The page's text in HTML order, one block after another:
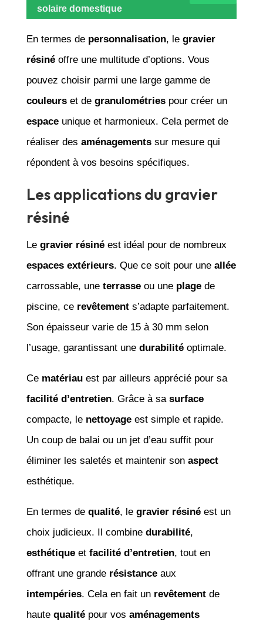
solaire domestique
En termes de personnalisation, le gravier
résinéoffre une multitude d’options. Vous
pouvez choisir parmi une large gamme de
couleurset de granulométriespour créer un
espaceunique et harmonieux. Cela permet de
réaliser des aménagementssur mesure qui
répondent à vos besoins spécifiques.
Les applications du gravier
résiné
Le gravier résinéest idéal pour de nombreux
espaces extérieurs. Que ce soit pour une allée
carrossable, une terrasseou une plagede
piscine, ce revêtements’adapte parfaitement.
Son épaisseur varie de 15 à 30 mm selon
l’usage, garantissant une durabilitéoptimale.
Ce matériauest par ailleurs apprécié pour sa
facilité d’entretien. Grâce à sa surface
compacte, le nettoyageest simple et rapide.
Un coup de balai ou un jet d’eau suffit pour
éliminer les saletés et maintenir son aspect
esthétique.
En termes de qualité, le gravier résinéest un
choix judicieux. Il combine durabilité,
esthétiqueet facilité d’entretien, tout en
offrant une grande résistanceaux
intempéries. Cela en fait un revêtementde
haute qualitépour vos aménagements